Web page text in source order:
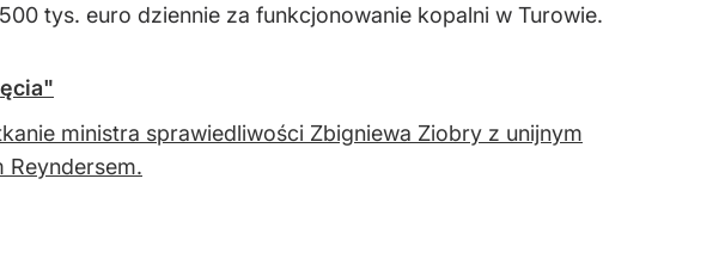
tys. euro dziennie za funkcjonowanie kopalni w Turowie.
ministra sprawiedliwości Zbigniewa Ziobry z unijnym
Reyndersem.